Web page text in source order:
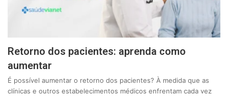
Retorno dos pacientes: aprenda como
aumentar
É possível aumentar o retorno dos pacientes? À medida que as
clínicas e outros estabelecimentos médicos enfrentam cada vez